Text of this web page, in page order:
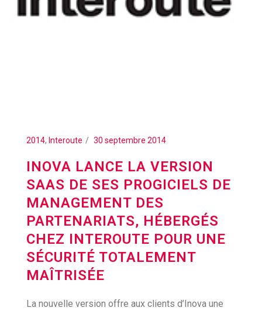
2014, Interoute 30 septembre 2014
INOVA LANCE LA VERSION
SAAS DE SES PROGICIELS DE
MANAGEMENT DES
PARTENARIATS, HÉBERGÉS
CHEZ INTEROUTE POUR UNE
SÉCURITÉ TOTALEMENT
MAÎTRISÉE
La nouvelle version offre aux clients d’Inova une